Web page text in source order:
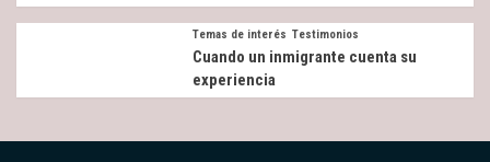
Temas de interés Testimonios
Cuando un inmigrante cuenta su
experiencia